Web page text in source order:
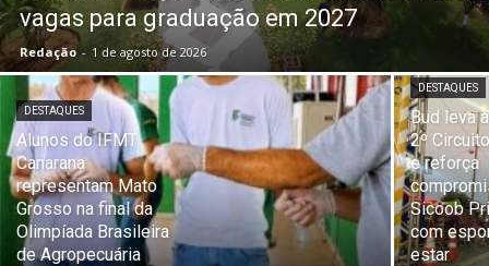
vagas para graduação em 2027
Redação - 1 de agosto de 2026
DESTAQUES
Alunos do IFMT
Canarana
representam Mato
Grosso na final da
Olimpíada Brasileira
de Agropecuária
DESTAQUES
Bud leva
2º
e reforça
Sicoob
com
estar